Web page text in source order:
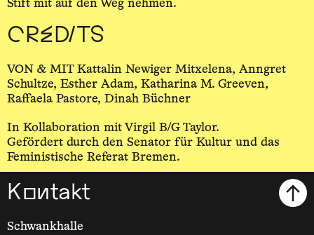
Stift mit auf den Weg nehmen.
CREDITS
VON & MIT Kattalin Newiger Mitxelena, Anngret
Schultze, Esther Adam, Katharina M. Greeven,
Raffaela Pastore, Dinah Büchner
In Kollaboration mit Virgil B/G Taylor.
Gefördert durch den Senator für Kultur und das
Feministische Referat Bremen.
Kontakt
Schwankhalle